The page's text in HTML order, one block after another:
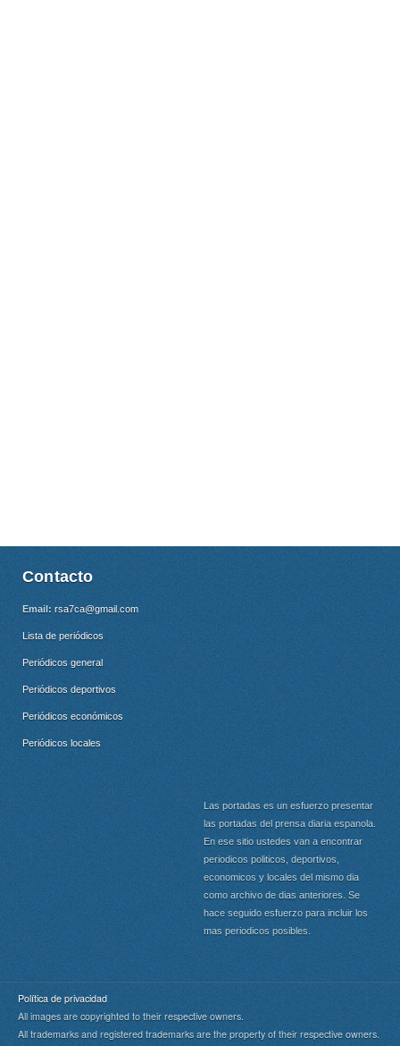
Contacto
Email: rsa7ca@gmail.com
Lista de periódicos
Periódicos general
Periódicos deportivos
Periódicos económicos
Periódicos locales
Las portadas es un esfuerzo presentar
las portadas del prensa diaria espanola.
En ese sitio ustedes van a encontrar
periodicos politicos, deportivos,
economicos y locales del mismo dia
como archivo de dias anteriores. Se
hace seguido esfuerzo para incluir los
mas periodicos posibles.
Política de privacidad
All images are copyrighted to their respective owners.
All trademarks and registered trademarks are the property of their respective owners.